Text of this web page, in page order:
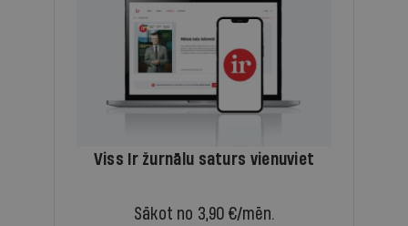
Viss Ir žurnālu saturs vienuviet
Sākot no 3,90 €/mēn.